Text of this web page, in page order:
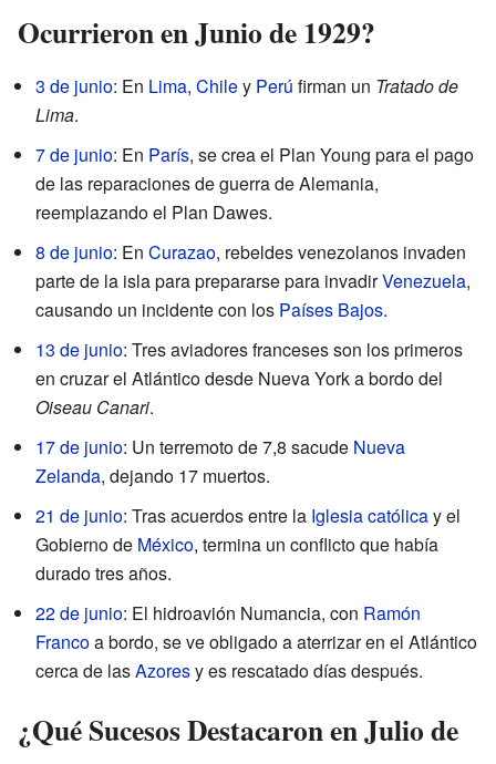
Ocurrieron en Junio de 1929?
3 de junio: En Lima, Chiley Perú firman un Tratado de
Lima.
7 de junio: En París, se crea el Plan Young para el pago
de las reparaciones de guerra de Alemania,
reemplazando el Plan Dawes.
8 de junio: En Curazao, rebeldes venezolanos invaden
parte de la isla para prepararse para invadirVenezuela,
causando un incidente con los Países Bajos.
13 de junio: Tres aviadores franceses son los primeros
en cruzar el Atlántico desde Nueva York a bordo del
Oiseau Canari.
17 de junio: Un terremoto de 7,8 sacude Nueva
Zelanda, dejando 17 muertos.
21 de junio: Tras acuerdos entre la Iglesia católicay el
Gobierno de México, termina un conflicto que había
durado tres años.
22 de junio: El hidroavión Numancia, con Ramón
Francoa bordo, se ve obligado a aterrizar en el Atlántico
cerca de lasAzoresy es rescatado días después.
¿Qué Sucesos Destacaron en Julio de